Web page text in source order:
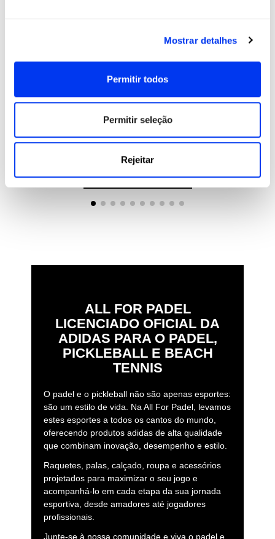
Mostrar detalhes
Permitir todos
Permitir seleção
Rejeitar
Raquete de padel adidas Metalbone Ctrl 2026
390,00 €
adicionar ao carrinho
ALL FOR PADEL
LICENCIADO OFICIAL DA
ADIDAS PARA O PADEL,
PICKLEBALL E BEACH
TENNIS
O padel e o pickleball não são apenas esportes:
são um estilo de vida. Na All For Padel, levamos
estes esportes a todos os cantos do mundo,
oferecendo produtos adidas de alta qualidade
que combinam inovação, desempenho e estilo.
Raquetes, palas, calçado, roupa e acessórios
projetados para maximizar o seu jogo e
acompanhá-lo em cada etapa da sua jornada
esportiva, desde amadores até jogadores
profissionais.
Junte-se à nossa comunidade e viva o padel e